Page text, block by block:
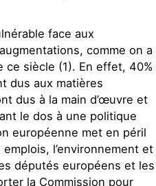
face aux
comme on a
siècle (1). En effet, 40%
dus aux matières
dus à la main d’œuvre et
le dos à une politique
européenne met en péril
l’environnement et
députés européens et les
la Commission pour